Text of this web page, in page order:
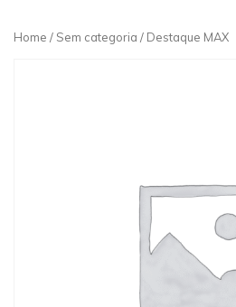
Home / Sem categoria / Destaque MAX